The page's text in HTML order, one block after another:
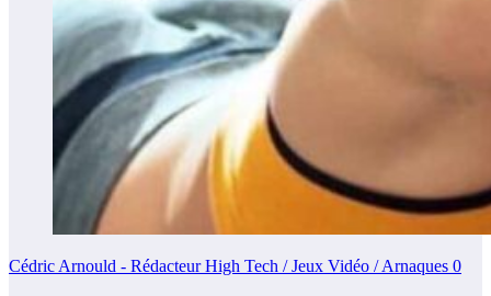
Cédric Arnould - Rédacteur High Tech / Jeux Vidéo / Arnaques 0